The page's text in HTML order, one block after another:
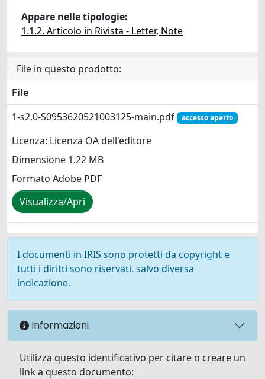
Appare nelle tipologie:
1.1.2. Articolo in Rivista - Letter, Note
File in questo prodotto:
File
1-s2.0-S0953620521003125-main.pdf
accesso aperto
Licenza: Licenza OA dell'editore
Dimensione 1.22 MB
Formato Adobe PDF
Visualizza/Apri
I documenti in IRIS sono protetti da copyright e
tutti i diritti sono riservati, salvo diversa
indicazione.
Informazioni
Utilizza questo identificativo per citare o creare un
link a questo documento: